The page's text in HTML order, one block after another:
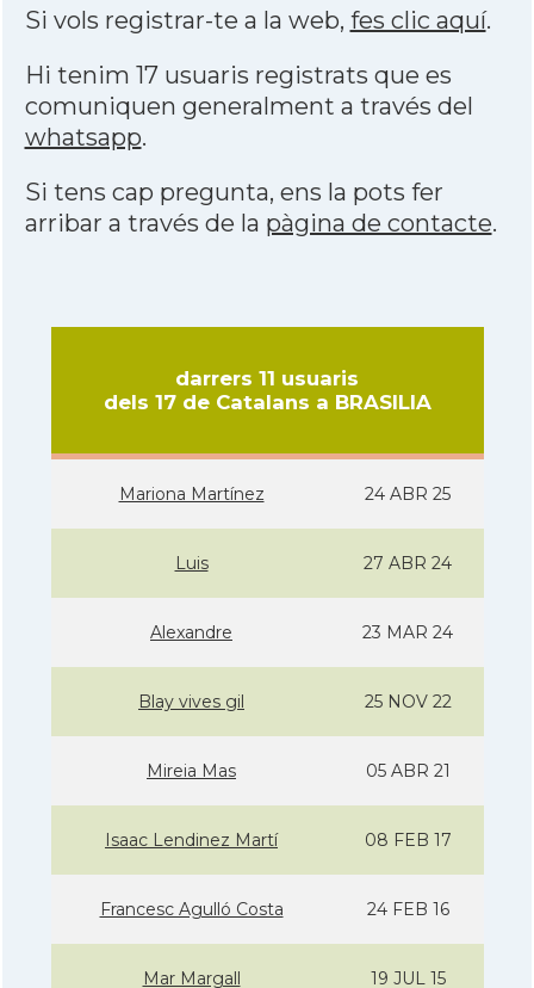
Si vols registrar-te a la web, fes clic aquí.
Hi tenim 17 usuaris registrats que es
comuniquen generalment a través del
whatsapp.
Si tens cap pregunta, ens la pots fer
arribar a través de la pàgina de contacte.
darrers 11 usuaris
dels 17 de Catalans a BRASILIA
Mariona Martínez 24 ABR 25
Luis 27 ABR 24
Alexandre 23 MAR 24
Blay vives gil 25 NOV 22
Mireia Mas 05 ABR 21
Isaac Lendinez Martí­ 08 FEB 17
Francesc Agulló Costa 24 FEB 16
Mar Margall 19 JUL 15